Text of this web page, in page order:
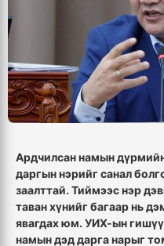
Ардчилсан намын
даргын нэрийг санал
заалттай. Тиймээс нэр
таван хүнийг багаар нь
явагдах юм. УИХ-ын
намын дэд дарга нарыг